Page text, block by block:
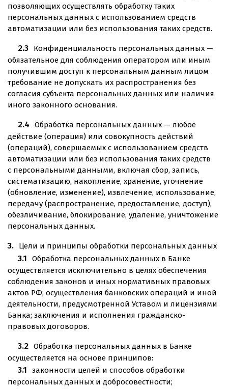
позволяющих осуществлять обработку таких
персональных данных с использованием средств
автоматизации или без использования таких средств.
Конфиденциальность персональных данных —
обязательное для соблюдения оператором или иным
получившим доступ к персональным данным лицом
требование не допускать их распространения без
согласия субъекта персональных данных или наличия
иного законного основания.
Обработка персональных данных — любое
действие (операция) или совокупность действий
(операций), совершаемых с использованием средств
автоматизации или без использования таких средств
с персональными данными, включая сбор, запись,
систематизацию, накопление, хранение, уточнение
(обновление, изменение), извлечение, использование,
передачу (распространение, предоставление, доступ),
обезличивание, блокирование, удаление, уничтожение
персональных данных.
Цели и принципы обработки персональных данных
Обработка персональных данных в Банке
осуществляется исключительно в целях обеспечения
соблюдения законов и иных нормативных правовых
актов РФ; осуществления банковских операций и иной
деятельности, предусмотренной Уставом и лицензиями
Банка; заключения и исполнения гражданско-
правовых договоров.
Обработка персональных данных в Банке
осуществляется на основе принципов:
законности целей и способов обработки
персональных данных и добросовестности;